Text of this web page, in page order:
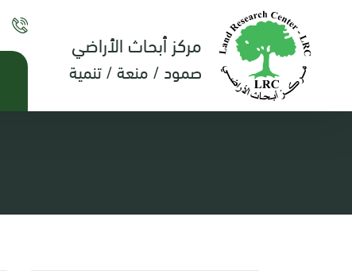
مركز أبحاث الأراضي
صمود / منعة / تنمية